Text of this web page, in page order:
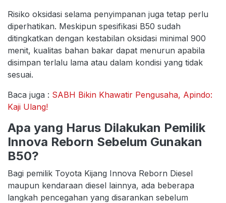
Risiko oksidasi selama penyimpanan juga tetap perlu
diperhatikan. Meskipun spesifikasi B50 sudah
ditingkatkan dengan kestabilan oksidasi minimal 900
menit, kualitas bahan bakar dapat menurun apabila
disimpan terlalu lama atau dalam kondisi yang tidak
sesuai.
Baca juga : SABH Bikin Khawatir Pengusaha, Apindo:
Kaji Ulang!
Apa yang Harus Dilakukan Pemilik
Innova Reborn Sebelum Gunakan
B50?
Bagi pemilik Toyota Kijang Innova Reborn Diesel
maupun kendaraan diesel lainnya, ada beberapa
langkah pencegahan yang disarankan sebelum